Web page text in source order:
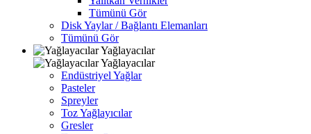
Tümünü Gör
Disk Yaylar / Bağlantı Elemanları
Tümünü Gör
Yağlayacılar
Yağlayacılar
Endüstriyel Yağlar
Pasteler
Spreyler
Toz Yağlayıcılar
Gresler